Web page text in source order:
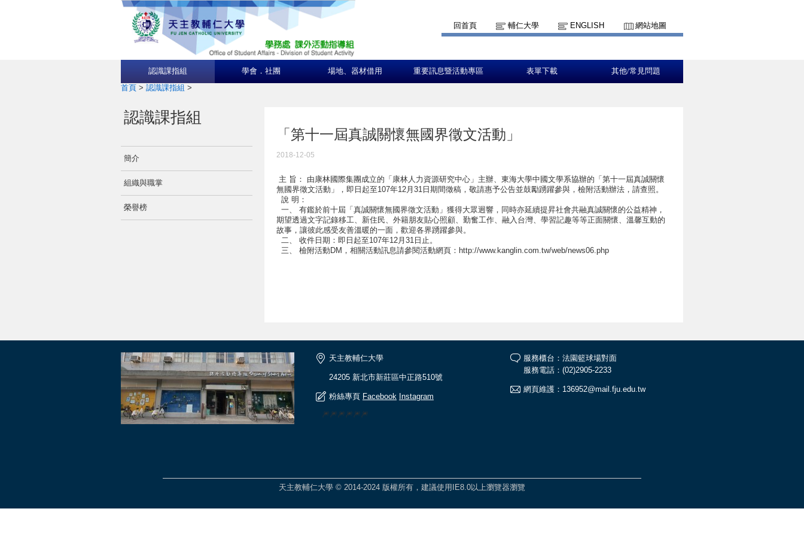
回首頁 輔仁大學 ENGLISH 網站地圖
認識課指組 學會．社團 場地、器材借用 重要訊息暨活動專區 表單下載 其他/常見問題
首頁 > 認識課指組 >
認識課指組
簡介
組織與職掌
榮譽榜
「第十一屆真誠關懷無國界徵文活動」
2018-12-05
主 旨： 由康林國際集團成立的「康林人力資源研究中心」主辦、東海大學中國文學系協辦的「第十一屆真誠關懷
無國界徵文活動」，即日起至107年12月31日期間徵稿，敬請惠予公告並鼓勵踴躍參與，檢附活動辦法，請查照。
說 明：
一、 有鑑於前十屆「真誠關懷無國界徵文活動」獲得大眾迥響，同時亦延續提昇社會共融真誠關懷的公益精神，
期望透過文字記錄移工、新住民、外籍朋友貼心照顧、勤奮工作、融入台灣、學習記趣等等正面關懷、溫馨互動的
故事，讓彼此感受友善溫暖的一面，歡迎各界踴躍參與。
二、 收件日期：即日起至107年12月31日止。
三、 檢附活動DM，相關活動訊息請參閱活動網頁：http://www.kanglin.com.tw/web/news06.php
天主教輔仁大學
24205 新北市新莊區中正路510號
粉絲專頁 Facebook Instagram
🎆🎆🎆🎆🎆🎆
服務櫃台：法園籃球場對面
服務電話：(02)2905-2233
網頁維護：136952@mail.fju.edu.tw
天主教輔仁大學 © 2014-2024 版權所有，建議使用IE8.0以上瀏覽器瀏覽